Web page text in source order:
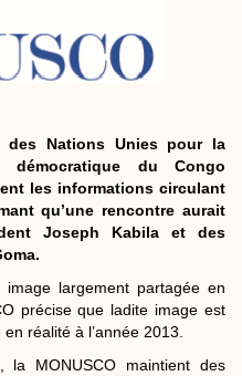
des Nations Unies pour la
démocratique du Congo
les informations circulant
qu’une rencontre aurait
Joseph Kabila et des
largement partagée en
précise que ladite image est
réalité à l’année 2013.
MONUSCO maintient des